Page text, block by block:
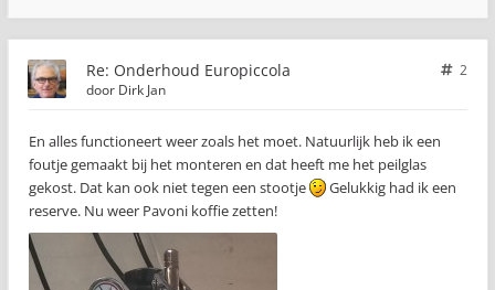
Re: Onderhoud Europiccola
2
door Dirk Jan
En alles functioneert weer zoals het moet. Natuurlijk heb ik een
foutje gemaakt bij het monteren en dat heeft me het peilglas
gekost. Dat kan ook niet tegen een stootje
Gelukkig had ik een
reserve. Nu weer Pavoni koffie zetten!